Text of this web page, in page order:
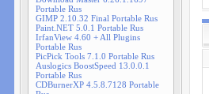
Portable Rus
GIMP 2.10.32 Final Portable Rus
Paint.NET 5.0.1 Portable Rus
IrfanView 4.60 + All Plugins
Portable Rus
PicPick Tools 7.1.0 Portable Rus
Auslogics BoostSpeed 13.0.0.1
Portable Rus
CDBurnerXP 4.5.8.7128 Portable